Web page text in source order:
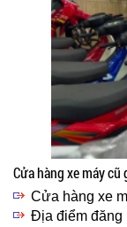
Cửa hàng xe máy cũ
Cửa hàng xe
Địa điểm đăng